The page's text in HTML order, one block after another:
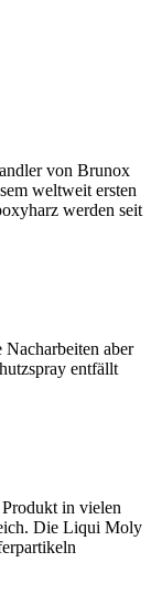
von Brunox
weltweit ersten
werden seit
Nacharbeiten aber
entfällt
in vielen
Die Liqui Moly